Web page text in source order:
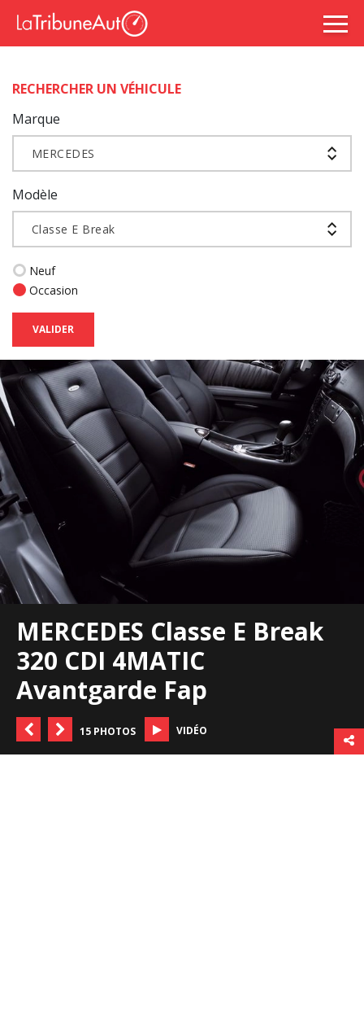
RECHERCHER UN VÉHICULE
Marque
MERCEDES
Modèle
Classe E Break
Neuf
Occasion
VALIDER
MERCEDES Classe E Break
320 CDI 4MATIC
Avantgarde Fap
15 PHOTOS VIDÉO